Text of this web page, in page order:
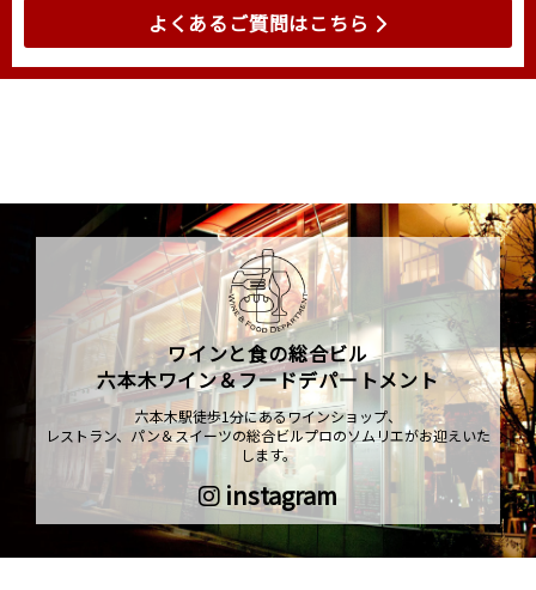
よくあるご質問はこちら
ワインと食の総合ビル
六本木ワイン＆フードデパートメント
六本木駅徒歩1分にあるワインショップ、
レストラン、パン＆スイーツの総合ビルプロのソムリエがお迎えいた
します。
instagram